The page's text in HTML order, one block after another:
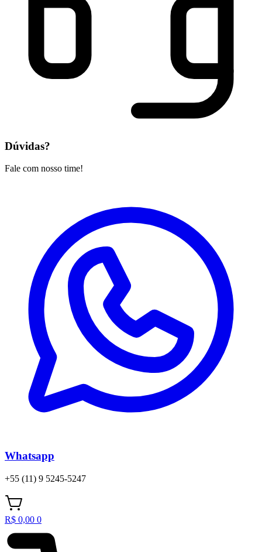
Dúvidas?
Fale com nosso time!
Whatsapp
+55 (11) 9 5245-5247
R$ 0,00 0